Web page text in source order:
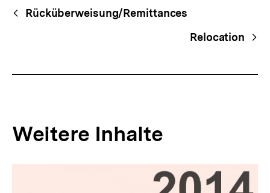
Begriffsnavigation
Content-
Navigation
Rücküberweisung/Remittances
Relocation
Weitere Inhalte